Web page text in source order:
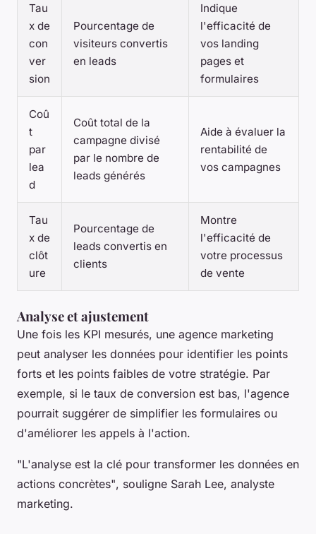
Tau
x de
con
ver
sion
Pourcentage de
visiteurs convertis
en leads
Indique
l'efficacité de
vos landing
pages et
formulaires
Coû
t
par
lea
d
Coût total de la
campagne divisé
par le nombre de
leads générés
Aide à évaluer la
rentabilité de
vos campagnes
Tau
x de
clôt
ure
Pourcentage de
leads convertis en
clients
Montre
l'efficacité de
votre processus
de vente
Analyse et ajustement
Une fois les KPI mesurés, une agence marketing
peut analyser les données pour identifier les points
forts et les points faibles de votre stratégie. Par
exemple, si le taux de conversion est bas, l'agence
pourrait suggérer de simplifier les formulaires ou
d'améliorer les appels à l'action.
"L'analyse est la clé pour transformer les données en
actions concrètes", souligne Sarah Lee, analyste
marketing.